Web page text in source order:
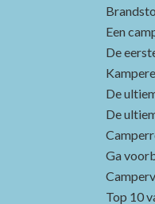
Een
De
De
De
Ga
Top 10